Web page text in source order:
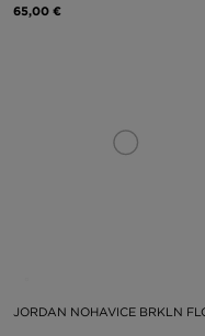
65,00 €
JORDAN NOHAVICE BRKLN